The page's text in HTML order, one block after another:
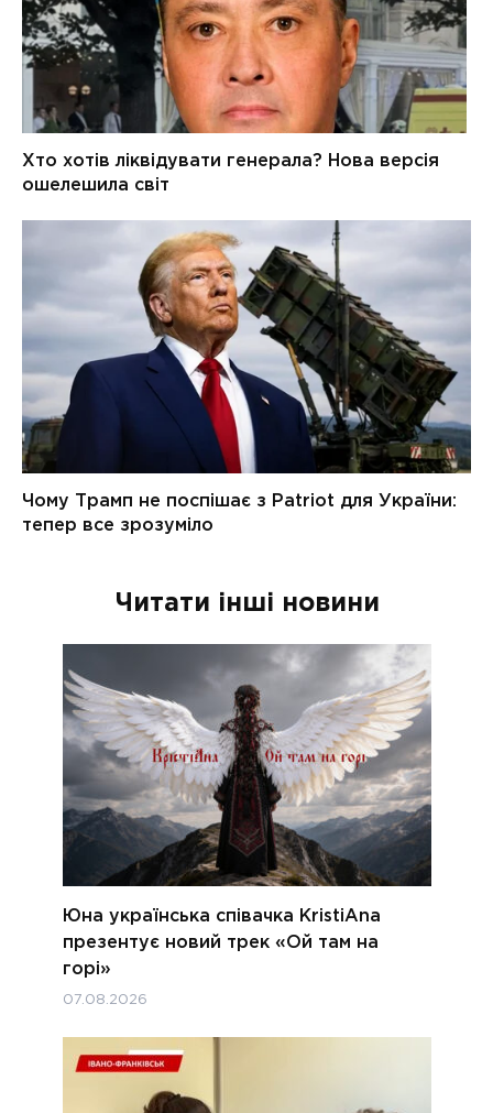
Читати інші новини
Юна українська співачка KristiAna
презентує новий трек «Ой там на
горі»
07.08.2026